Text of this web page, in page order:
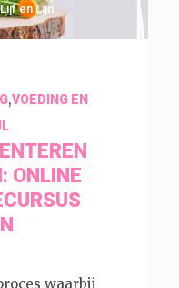
Lijf en Lijn
,VOEDING EN
ONLINE
waarbij